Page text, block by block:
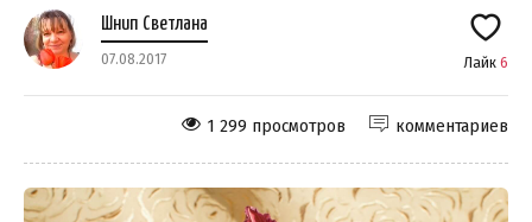
Шнип Светлана
07.08.2017 Лайк 6
комментариев
1 299 просмотров